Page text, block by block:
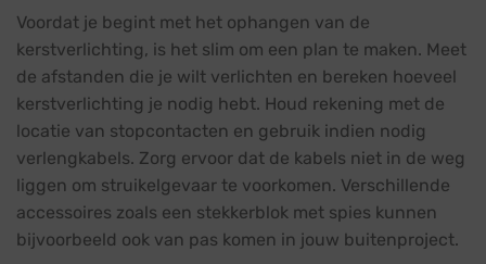
Voordat je begint met het ophangen van de
kerstverlichting, is het slim om een plan te maken. Meet
de afstanden die je wilt verlichten en bereken hoeveel
kerstverlichting je nodig hebt. Houd rekening met de
locatie van stopcontacten en gebruik indien nodig
verlengkabels. Zorg ervoor dat de kabels niet in de weg
liggen om struikelgevaar te voorkomen. Verschillende
accessoires zoals een stekkerblok met spies kunnen
bijvoorbeeld ook van pas komen in jouw buitenproject.